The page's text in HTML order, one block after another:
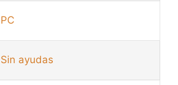
PC
Sin ayudas